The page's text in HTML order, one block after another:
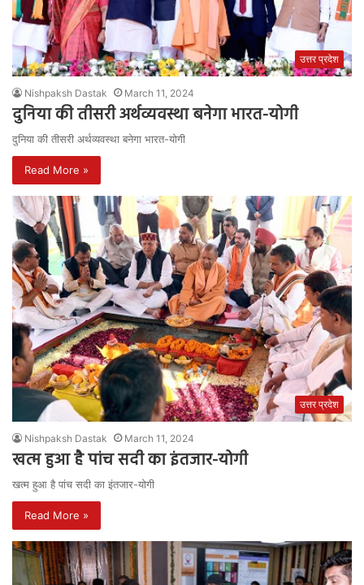
उत्तर प्रदेश
Nishpaksh Dastak March 11, 2024
दुनिया की तीसरी अर्थव्यवस्था बनेगा भारत-योगी
दुनिया की तीसरी अर्थव्यवस्था बनेगा भारत-योगी
Read More »
उत्तर प्रदेश
Nishpaksh Dastak March 11, 2024
खत्म हुआ है पांच सदी का इंतजार-योगी
खत्म हुआ है पांच सदी का इंतजार-योगी
Read More »